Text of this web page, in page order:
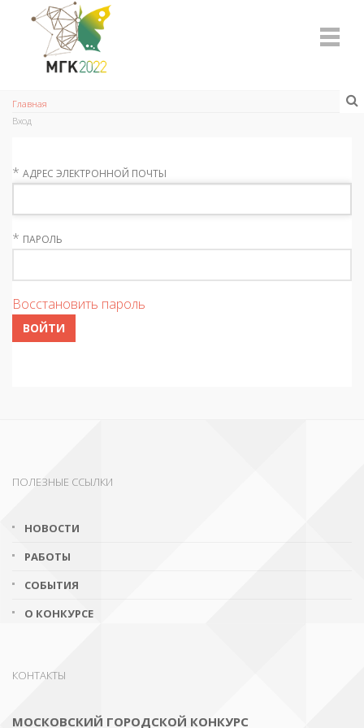
Главная
Вход
* АДРЕС ЭЛЕКТРОННОЙ ПОЧТЫ
* ПАРОЛЬ
Восстановить пароль
ВОЙТИ
ПОЛЕЗНЫЕ ССЫЛКИ
НОВОСТИ
РАБОТЫ
СОБЫТИЯ
О КОНКУРСЕ
КОНТАКТЫ
МОСКОВСКИЙ ГОРОДСКОЙ КОНКУРС